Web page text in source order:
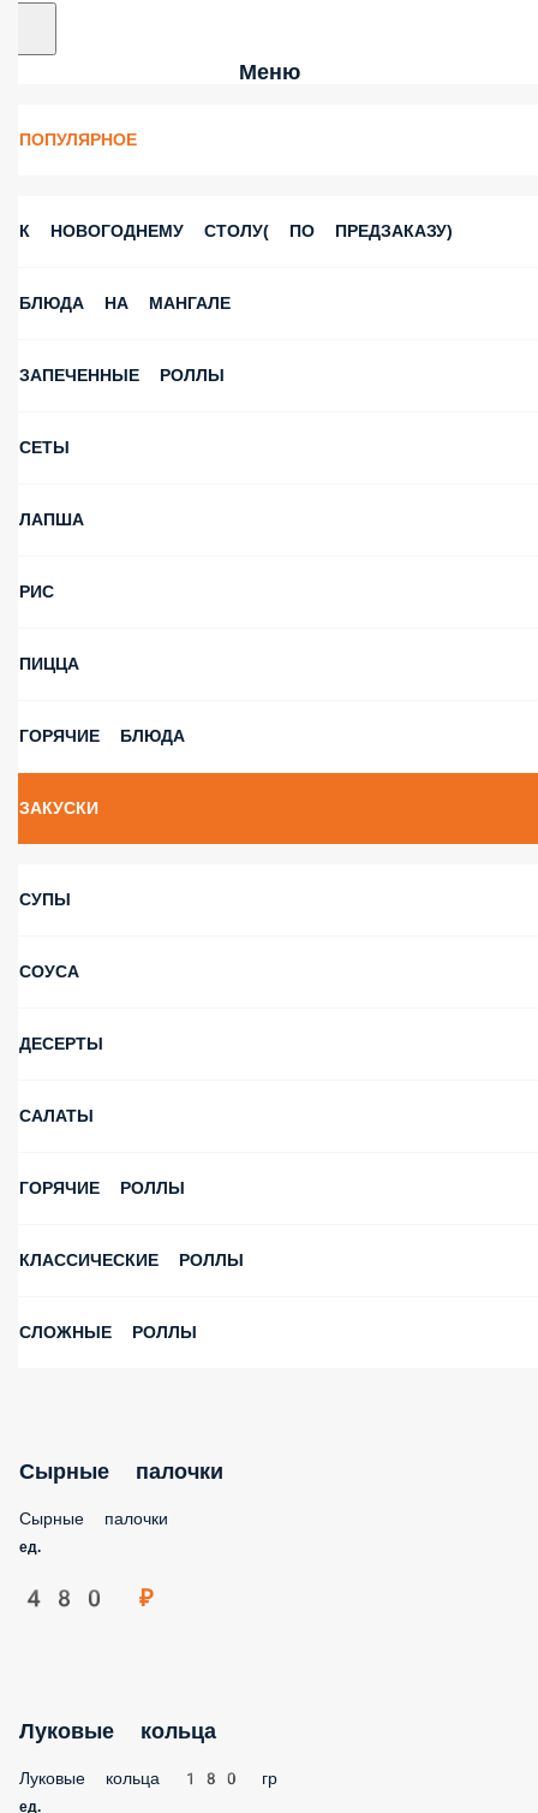
Меню
ПОПУЛЯРНОЕ
К НОВОГОДНЕМУ СТОЛУ( ПО ПРЕДЗАКАЗУ)
БЛЮДА НА МАНГАЛЕ
ЗАПЕЧЕННЫЕ РОЛЛЫ
СЕТЫ
ЛАПША
РИС
ПИЦЦА
ГОРЯЧИЕ БЛЮДА
ЗАКУСКИ
СУПЫ
СОУСА
ДЕСЕРТЫ
САЛАТЫ
ГОРЯЧИЕ РОЛЛЫ
КЛАССИЧЕСКИЕ РОЛЛЫ
СЛОЖНЫЕ РОЛЛЫ
Сырные палочки
Сырные палочки
ед.
480 ₽
Луковые кольца
Луковые кольца 180 гр
ед.